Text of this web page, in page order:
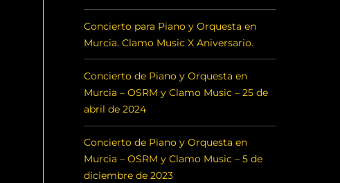
Concierto para Piano y Orquesta en
Murcia. Clamo Music X Aniversario.
Concierto de Piano y Orquesta en
Murcia – OSRM y Clamo Music – 25 de
abril de 2024
Concierto de Piano y Orquesta en
Murcia – OSRM y Clamo Music – 5 de
diciembre de 2023